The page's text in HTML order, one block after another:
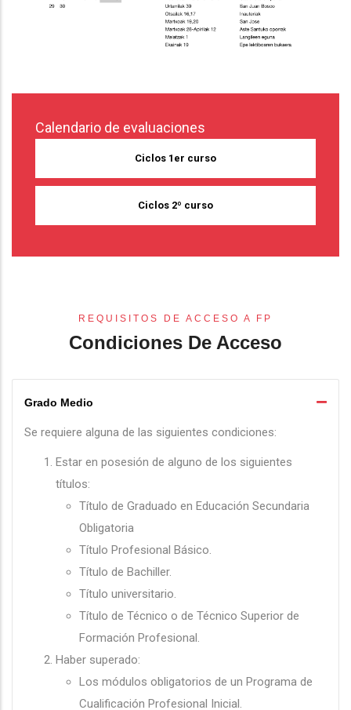
Calendario de evaluaciones
Ciclos 1er curso
Ciclos 2º curso
REQUISITOS DE ACCESO A FP
Condiciones De Acceso
Grado Medio
Se requiere alguna de las siguientes condiciones:
Estar en posesión de alguno de los siguientes
títulos:
Título de Graduado en Educación Secundaria
Obligatoria
Título Profesional Básico.
Título de Bachiller.
Título universitario.
Título de Técnico o de Técnico Superior de
Formación Profesional.
Haber superado:
Los módulos obligatorios de un Programa de
Cualificación Profesional Inicial.